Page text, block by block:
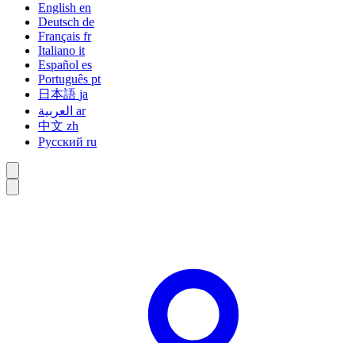
English en
Deutsch de
Français fr
Italiano it
Español es
Português pt
日本語 ja
ar
中文 zh
Русский ru